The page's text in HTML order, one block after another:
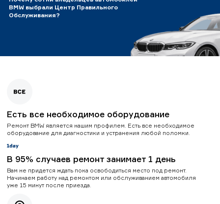
BMW выбрали Центр Правильного
Обслуживания?
Есть все необходимое оборудование
Ремонт BMW является нашим профилем. Есть все необходимое
оборудование для диагностики и устранения любой поломки.
В 95% случаев ремонт занимает 1 день
Вам не придется ждать пока освободиться место под ремонт.
Начинаем работу над ремонтом или обслуживанием автомобиля
уже 15 минут после приезда.